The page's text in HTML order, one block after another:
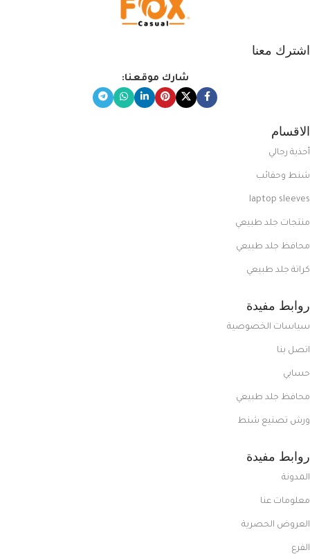
اشترك معنا
شارك موقعنا:
الاقسام
أحذية رجالي
شنط وحقائب
laptop sleeves
منتجات جلد طبيعي
محافظ جلد طبيعي
كراتة جلد طبيعي
روابط مفيدة
سياسات الخصوصية
اتصل بنا
حسابي
محافظ جلد طبيعي
ورش تصنيع شنط
روابط مفيدة
المدونة
معلومات عنا
العروض الحصرية
الفرع